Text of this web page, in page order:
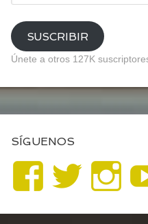
email
SUSCRIBIR
Únete a otros 127K
SÍGUENOS
Ver
perfil
Ver